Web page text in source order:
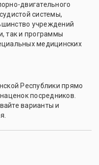
двигательного
системы,
учреждений
так и программы
медицинских
Республики прямо
посредников.
варианты и